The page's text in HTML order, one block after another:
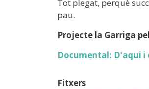
Tot plegat, perquè
pau.
Projecte la Garriga
Documental: D'aqui i
Fitxers